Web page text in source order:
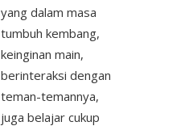
yang dalam masa
tumbuh kembang,
keinginan main,
berinteraksi dengan
teman-temannya,
juga belajar cukup